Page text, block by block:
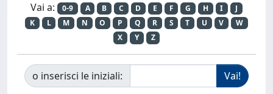
Vai a: 0-9 A B C D E F G H I
J
K
L M N O P Q R S T U V
W
X
Y Z
o inserisci le iniziali: